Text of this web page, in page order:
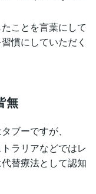
ことを言葉にして
慣にしていただく
無
ブーですが、
ラリアなどではレ
替療法として認知